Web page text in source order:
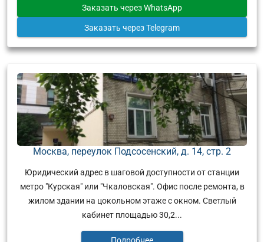
Заказать через WhatsApp
Заказать через Telegram
Москва, переулок Подсосенский, д. 14, стр. 2
Юридический адрес в шаговой доступности от станции
метро "Курская" или "Чкаловская". Офис после ремонта, в
жилом здании на цокольном этаже с окном. Светлый
кабинет площадью 30,2...
Подробнее